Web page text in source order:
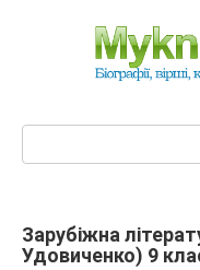
Зарубіжна
Удовиченко) 9